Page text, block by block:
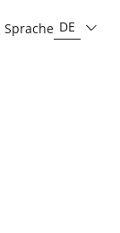
Sprache DE